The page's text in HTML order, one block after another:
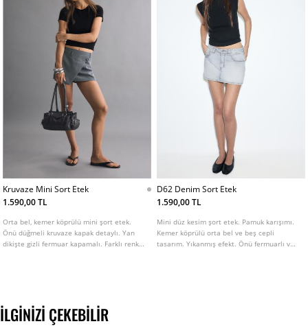
Kruvaze Mini Sort Etek
1.590,00 TL
Orta bel, kemer köprülü mini şort etek.
Önü düğmeli kruvaze kapak detaylı. Yan
dikişte gizli fermuar kapamalı. Farklı renk
D62 Denim Sort Etek
1.590,00 TL
Mini düz kesim şort etek. Pamuk karışımı.
Kemer köprülü orta bel ve beş cepli
tasarım. Yıkanmış efekt. Önü fermuarlı ve
İLGINIZI ÇEKEBILIR